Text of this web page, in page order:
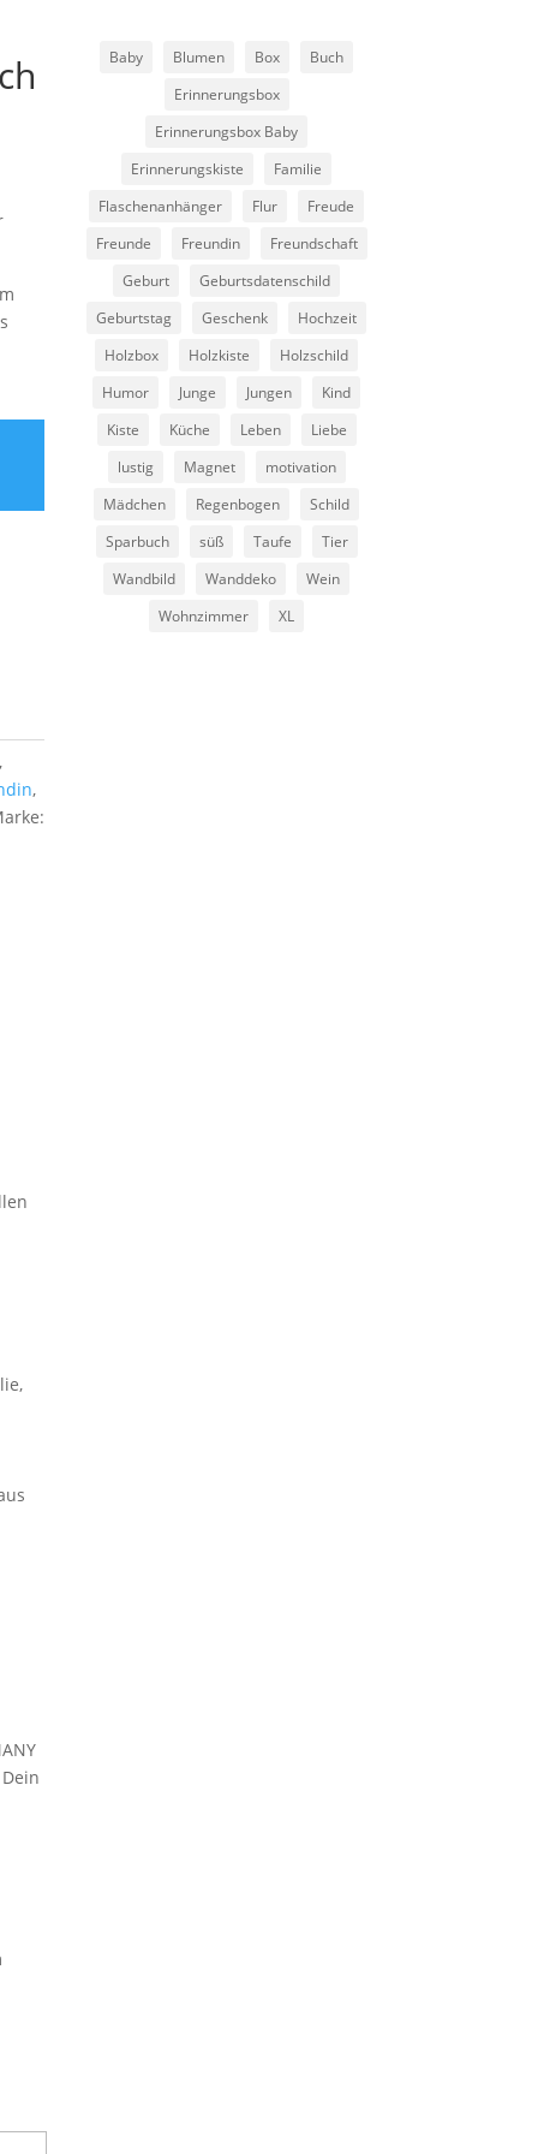
,
Baby Blumen Box
Buch
Erinnerungsbox
Erinnerungsbox Baby
Erinnerungskiste
Familie
Flaschenanhänger
Flur
Freude
Freunde
Freundin
Freundschaft
Geburt
Geburtsdatenschild
Geburtstag
Geschenk
Hochzeit
Holzbox
Holzkiste
Holzschild
Humor
Junge Jungen
Kind
Kiste
Küche Leben
Liebe
lustig
Magnet
motivation
Mädchen
Regenbogen
Schild
Sparbuch
süß Taufe
Tier
Wandbild
Wanddeko
Wein
Wohnzimmer
XL